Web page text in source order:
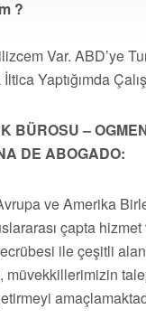
?
Var. ABD’ye
Yaptığımda
BÜROSU –
DE ABOGADO:
ve Amerika
çapta
ile çeşitli
müvekkillerimizin